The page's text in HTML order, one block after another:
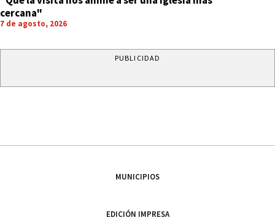
cercana"
7 de agosto, 2026
PUBLICIDAD
MUNICIPIOS
EDICIÓN IMPRESA